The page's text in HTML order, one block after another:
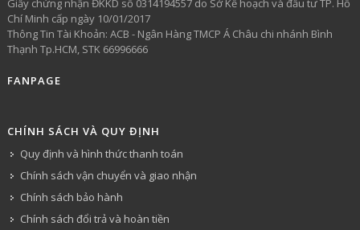
Giấy chứng nhận ĐKKD số 0314194557 do Sở Kế hoạch và đầu tư TP. Hồ
Chí Minh cấp ngày 10/01/2017
Thông Tin Tài Khoản: ACB - Ngân Hàng TMCP Á Châu chi nhánh Bình
Thạnh Tp.HCM, STK 66996666
FANPAGE
CHÍNH SÁCH VÀ QUY ĐỊNH
Quy định và hình thức thanh toán
Chính sách vận chuyển và giao nhận
Chính sách bảo hành
Chính sách đổi trả và hoàn tiền